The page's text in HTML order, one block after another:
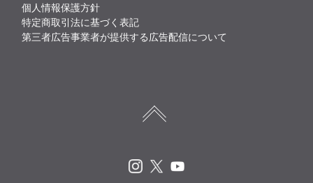
個人情報保護方針
特定商取引法に基づく表記
第三者広告事業者が提供する広告配信について